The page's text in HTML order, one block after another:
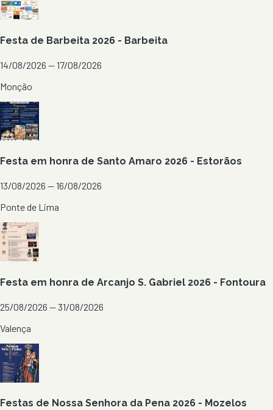
Festa de Barbeita 2026 - Barbeita
14/08/2026 — 17/08/2026
Monção
Festa em honra de Santo Amaro 2026 - Estorãos
13/08/2026 — 16/08/2026
Ponte de Lima
Festa em honra de Arcanjo S. Gabriel 2026 - Fontoura
25/08/2026 — 31/08/2026
Valença
Festas de Nossa Senhora da Pena 2026 - Mozelos